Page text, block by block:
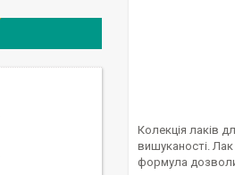
Колекція лаків
вишуканості. Лак
формула